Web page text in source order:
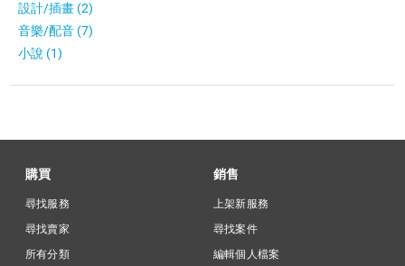
設計/插畫 (2)
音樂/配音 (7)
小說 (1)
購買
尋找服務
尋找賣家
所有分類
銷售
上架新服務
尋找案件
編輯個人檔案